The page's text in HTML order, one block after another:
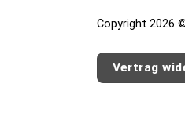
Copyright 2026
Vertrag